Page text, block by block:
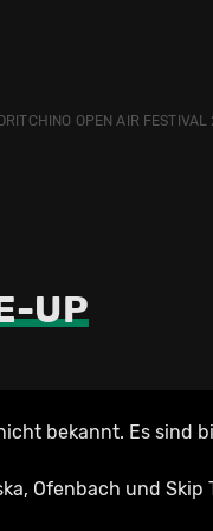
DRITCHINO OPEN AIR
UP
bekannt. Es sind
Ofenbach und